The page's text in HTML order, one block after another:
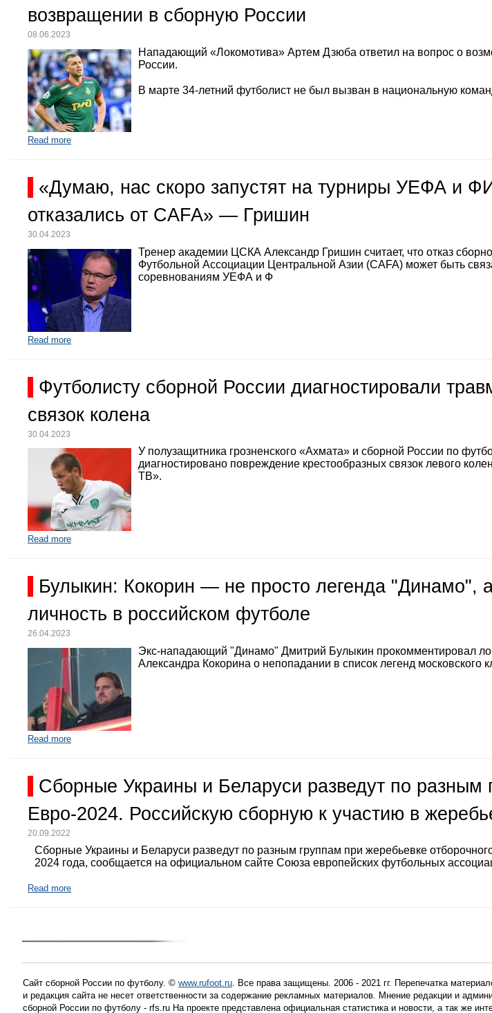
возвращении в сборную России
08.06.2023
Нападающий «Локомотива» Артем Дзюба ответил на вопрос о
России.
В марте 34-летний футболист не был вызван в национальную
Read more
«Думаю, нас скоро запустят на турниры УЕФА и
отказались от CAFA» — Гришин
30.04.2023
Тренер академии ЦСКА Александр Гришин считает, что отказ
Футбольной Ассоциации Центральной Азии (CAFA) может быть
соревнованиям УЕФА и Ф
Read more
Футболисту сборной России диагностировали
связок колена
30.04.2023
У полузащитника грозненского «Ахмата» и сборной России по
диагностировано повреждение крестообразных связок левого
ТВ».
Read more
Булыкин: Кокорин — не просто легенда "Динамо",
личность в российском футболе
26.04.2023
Экс-нападающий "Динамо" Дмитрий Булыкин прокомментировал
Александра Кокорина о непопадании в список легенд московского
Read more
Сборные Украины и Беларуси разведут по разным
Евро-2024. Российскую сборную к участию в
20.09.2022
Сборные Украины и Беларуси разведут по разным группам при жеребьевке
2024 года, сообщается на официальном сайте Союза европейских футбольных
Read more
Сайт сборной России по футболу. © www.rufoot.ru. Все права защищены. 2006 - 2021 гг. Перепечатка
и редакция сайта не несет ответственности за содержание рекламных материалов. Мнение редакции и
сборной России по футболу - rfs.ru На проекте представлена официальная статистика и новости, а так же